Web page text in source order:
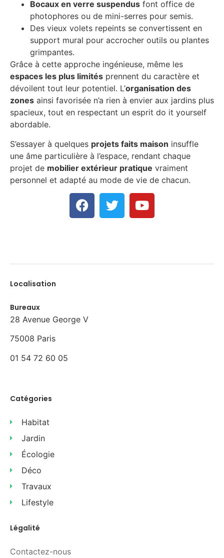
Bocaux en verre suspendus font office de
photophores ou de mini-serres pour semis.
Des vieux volets repeints se convertissent en
support mural pour accrocher outils ou plantes
grimpantes.
Grâce à cette approche ingénieuse, même les
espaces les plus limités prennent du caractère et
dévoilent tout leur potentiel. L’organisation des
zones ainsi favorisée n’a rien à envier aux jardins plus
spacieux, tout en respectant un esprit do it yourself
abordable.
S’essayer à quelques projets faits maison insuffle
une âme particulière à l’espace, rendant chaque
projet de mobilier extérieur pratique vraiment
personnel et adapté au mode de vie de chacun.
Localisation
Bureaux
28 Avenue George V
75008 Paris
01 54 72 60 05
Catégories
Habitat
Jardin
Écologie
Déco
Travaux
Lifestyle
Légalité
Contactez-nous